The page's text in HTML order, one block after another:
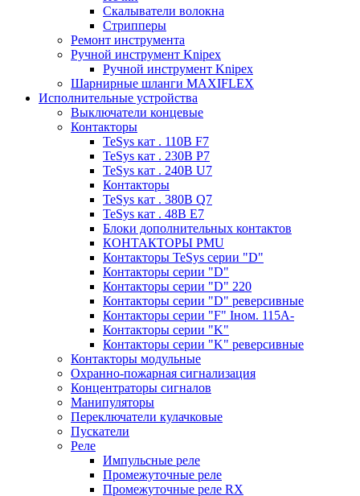
Скалыватели волокна
Стрипперы
Ремонт инструмента
Ручной инструмент Knipex
Ручной инструмент Knipex
Шарнирные шланги MAXIFLEX
Исполнительные устройства
Выключатели концевые
Контакторы
TeSys кат . 110В F7
TeSys кат . 230В P7
TeSys кат . 240В U7
Контакторы
TeSys кат . 380В Q7
TeSys кат . 48В E7
Блоки дополнительных контактов
КОНТАКТОРЫ PMU
Контакторы TeSys серии "D"
Контакторы серии "D"
Контакторы серии "D" 220
Контакторы серии "D" реверсивные
Контакторы серии "F" Iном. 115А-
Контакторы серии "K"
Контакторы серии "K" реверсивные
Контакторы модульные
Охранно-пожарная сигнализация
Концентраторы сигналов
Манипуляторы
Переключатели кулачковые
Пускатели
Реле
Импульсные реле
Промежуточные реле
Промежуточные реле RX